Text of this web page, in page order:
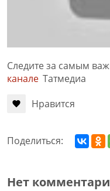
Следите за самым
канале Татмедиа
Нравится
Поделиться:
Нет